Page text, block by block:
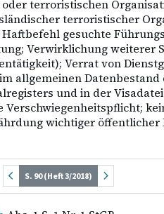
terroristischen
terroristischer
gesuchte
Verwirklichung weiterer
Verrat von
allgemeinen Datenbestand
und in der
Verschwiegenheitspflicht;
wichtiger öffentlicher
S. 90 (Heft 3/2018)